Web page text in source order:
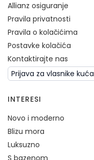
Allianz osiguranje
Pravila privatnosti
Pravila o kolačićima
Postavke kolačića
Kontaktirajte nas
Prijava za vlasnike kuća
INTERESI
Novo i moderno
Blizu mora
Luksuzno
S bazenom